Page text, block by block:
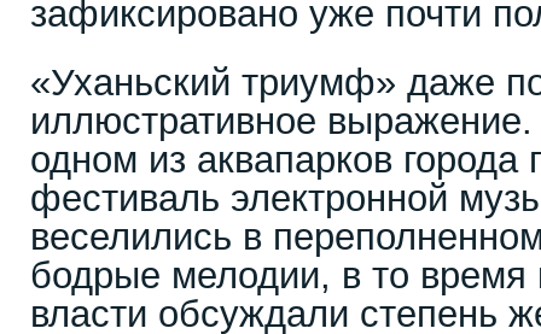
зафиксировано уже почти
«Уханьский триумф» даже
иллюстративное выражение.
одном из аквапарков
фестиваль электронной
веселились в
бодрые мелодии, в то время
власти обсуждали степень